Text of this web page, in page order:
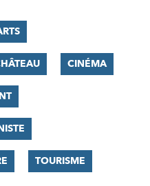
CINÉMA
TOURISME